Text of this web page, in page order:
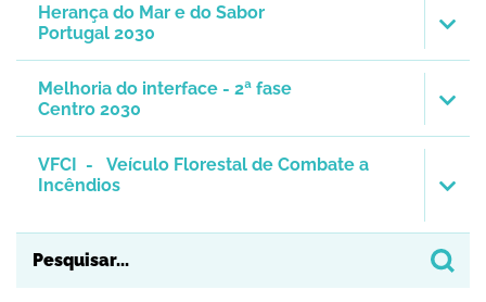
Herança do Mar e do Sabor
Portugal 2030
Melhoria do interface - 2ª fase
Centro 2030
VFCI - Veículo Florestal de Combate a
Incêndios